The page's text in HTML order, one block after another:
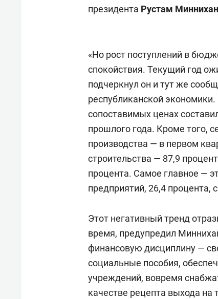
президента Рустам
«Но рост поступлений в
спокойствия. Текущий год
подчеркнул он и тут же
республиканской
сопоставимых ценах
прошлого года. Кроме того,
производства — в первом
строительства — 87,9
процента. Самое главное —
предприятий, 26,4 процента,
Этот негативный тренд
время, предупредил
финансовую дисциплину —
социальные пособия,
учреждений, вовремя
качестве рецепта выхода на